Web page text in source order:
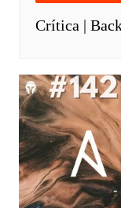
Crítica |